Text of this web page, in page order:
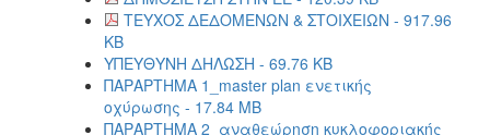
ΤΕΥΧΟΣ ΔΕΔΟΜΕΝΩΝ & ΣΤΟΙΧΕΙΩΝ - 917.96
KB
ΥΠΕΥΘΥΝΗ ΔΗΛΩΣΗ - 69.76 KB
ΠΑΡΑΡΤΗΜΑ 1_master plan ενετικής
οχύρωσης - 17.84 MB
ΠΑΡΑΡΤΗΜΑ 2_αναθεώρηση κυκλοφοριακής